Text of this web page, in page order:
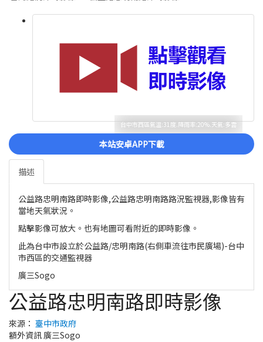
台中市西區氣溫:31度.降雨率:20%.天氣:多雲
本站安卓APP下載
描述
公益路忠明南路即時影像,公益路忠明南路路況監視器,影像皆有
當地天氣狀況。
點擊影像可放大。也有地圖可看附近的即時影像。
此為台中市設立於公益路/忠明南路(右側車流往市民廣場)-台中
市西區的交通監視器
廣三Sogo
公益路忠明南路即時影像
來源： 臺中市政府
額外資訊 廣三Sogo